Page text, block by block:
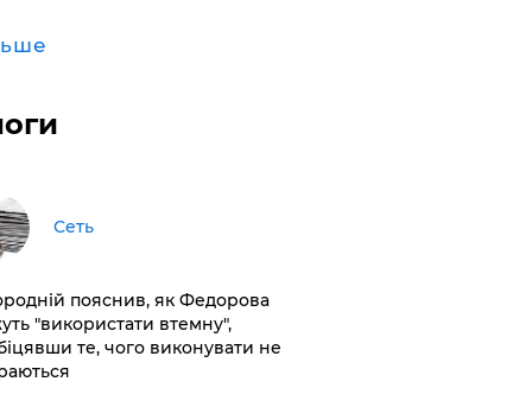
Сеть
пояснив, як Федорова
"використати втемну",
те, чого виконувати не